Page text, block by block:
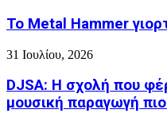
Το Metal Hammer
31 Ιουλίου, 2026
DJSA: Η σχολή που
μουσική παραγωγή